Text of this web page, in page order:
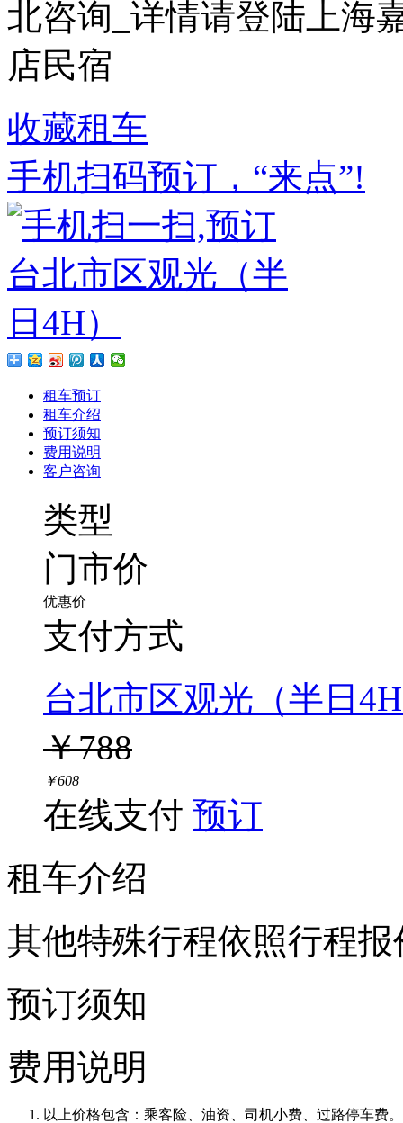
北咨询_详情请登陆上海
店民宿
收藏租车
手机扫码预订，“来点”!
租车预订
租车介绍
预订须知
费用说明
客户咨询
类型
门市价
优惠价
支付方式
台北市区观光（半日
￥788
￥608
在线支付 预订
租车介绍
其他特殊行程依照行程报
预订须知
费用说明
以上价格包含：乘客险、油资、司机小费、过路停车费。